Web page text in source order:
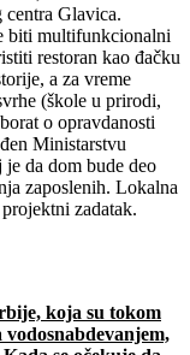
Glavica.
biti multifunkcionalni
restoran kao đačku
a za vreme
(škole u prirodi,
o opravdanosti
Ministarstvu
da dom bude deo
zaposlenih. Lokalna
zadatak.
koja su tokom